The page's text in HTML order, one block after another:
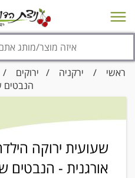
מבצעים סניפים
ראשי / ירקניה / ירוקים /
הנבטים
שעועית ירוקה
אורגנית - הנבטים